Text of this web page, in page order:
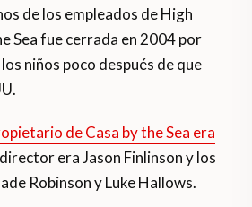
de los empleados de High
Sea fue cerrada en 2004 por
niños poco después de que
de Casa by the Sea era
era Jason Finlinson y los
Robinson y Luke Hallows.